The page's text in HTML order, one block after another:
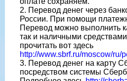
2. Перевод денег через
России. При помощи
Перевод можно выполнить
так и наличными
прочитать вот здесь
http://www.sbrf.ru/moscow/ru/
3. Перевод денег на карту
посредством системы